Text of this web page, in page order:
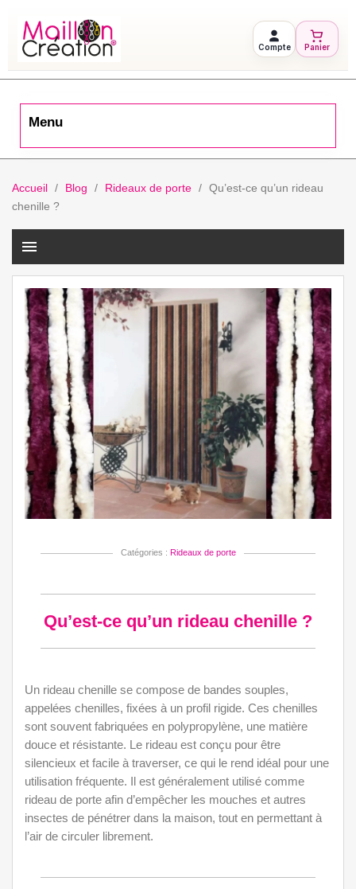
Compte Panier
Menu
Accueil Blog Rideaux de porte
Qu’est-ce qu’un rideau
chenille ?
menu
Catégories : Rideaux de porte
Qu’est-ce qu’un rideau chenille ?
Un rideau chenille se compose de bandes souples,
appelées chenilles, fixées à un profil rigide. Ces chenilles
sont souvent fabriquées en polypropylène, une matière
douce et résistante. Le rideau est conçu pour être
silencieux et facile à traverser, ce qui le rend idéal pour une
utilisation fréquente. Il est généralement utilisé comme
rideau de porte afin d’empêcher les mouches et autres
insectes de pénétrer dans la maison, tout en permettant à
l’air de circuler librement.